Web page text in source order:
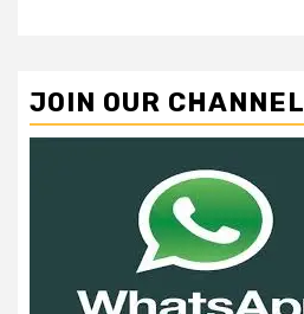
JOIN OUR CHANNEL